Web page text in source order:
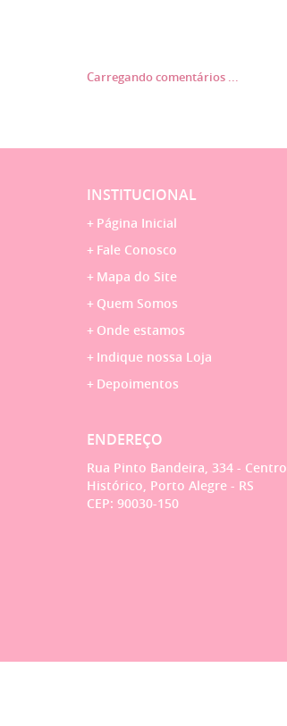
Carregando comentários ...
INSTITUCIONAL
Página Inicial
Fale Conosco
Mapa do Site
Quem Somos
Onde estamos
Indique nossa Loja
Depoimentos
ENDEREÇO
Rua Pinto Bandeira, 334 - Centro
Histórico, Porto Alegre - RS
CEP: 90030-150